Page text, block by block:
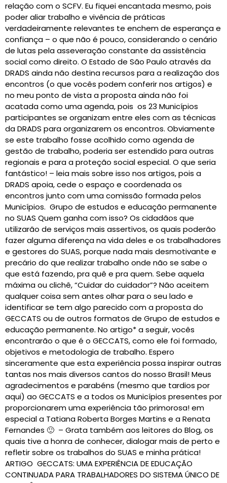
relação com o SCFV. Eu fiquei encantada mesmo, pois
poder aliar trabalho e vivência de práticas
verdadeiramente relevantes te enchem de esperança e
confiança – o que não é pouco, considerando o cenário
de lutas pela asseveração constante da assistência
social como direito. O Estado de São Paulo através da
DRADS ainda não destina recursos para a realização dos
encontros (o que vocês podem conferir nos artigos) e
no meu ponto de vista a proposta ainda não foi
acatada como uma agenda, pois os 23 Municípios
participantes se organizam entre eles com as técnicas
da DRADS para organizarem os encontros. Obviamente
se este trabalho fosse acolhido como agenda de
gestão de trabalho, poderia ser estendido para outras
regionais e para a proteção social especial. O que seria
fantástico! – leia mais sobre isso nos artigos, pois a
DRADS apoia, cede o espaço e coordenada os
encontros junto com uma comissão formada pelos
Municípios. Grupo de estudos e educação permanente
no SUAS Quem ganha com isso? Os cidadãos que
utilizarão de serviços mais assertivos, os quais poderão
fazer alguma diferença na vida deles e os trabalhadores
e gestores do SUAS, porque nada mais desmotivante e
precário do que realizar trabalho onde não se sabe o
que está fazendo, pra quê e pra quem. Sebe aquela
máxima ou clichê, “Cuidar do cuidador”? Não aceitem
qualquer coisa sem antes olhar para o seu lado e
identificar se tem algo parecido com a proposta do
GECCATS ou de outros formatos de Grupo de estudos e
educação permanente. No artigo* a seguir, vocês
encontrarão o que é o GECCATS, como ele foi formado,
objetivos e metodologia de trabalho. Espero
sinceramente que esta experiência possa inspirar outras
tantas nos mais diversos cantos do nosso Brasil! Meus
agradecimentos e parabéns (mesmo que tardios por
aqui) ao GECCATS e a todos os Municípios presentes por
proporcionarem uma experiência tão primorosa! em
especial a Tatiana Roberta Borges Martins e a Renata
Fernandes 🙂 – Grata também aos leitores do Blog, os
quais tive a honra de conhecer, dialogar mais de perto e
refletir sobre os trabalhos do SUAS e minha prática!
ARTIGO GECCATS: UMA EXPERIÊNCIA DE EDUCAÇÃO
CONTINUADA PARA TRABALHADORES DO SISTEMA ÚNICO DE